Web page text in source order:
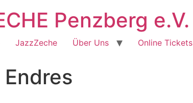
Penzberg e.V.
JazzZeche Über Uns Online Tickets